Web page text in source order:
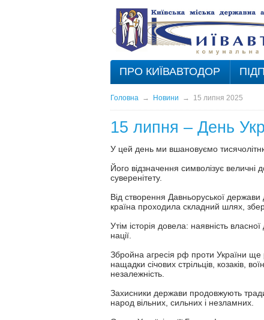
ПРО КИЇВАВТОДОР
Головна→ Новини → 15 липня 2025
15 липня – День
У цей день ми вшановуємо
Його відзначення символізує
суверенітету.
Від створення Давньоруської
країна проходила складний шлях,
Утім історія довела: наявність
нації.
Збройна агресія рф проти України ще
нащадки січових стрільців, козаків,
незалежність.
Захисники держави продовжують
народ вільних, сильних і незламних.